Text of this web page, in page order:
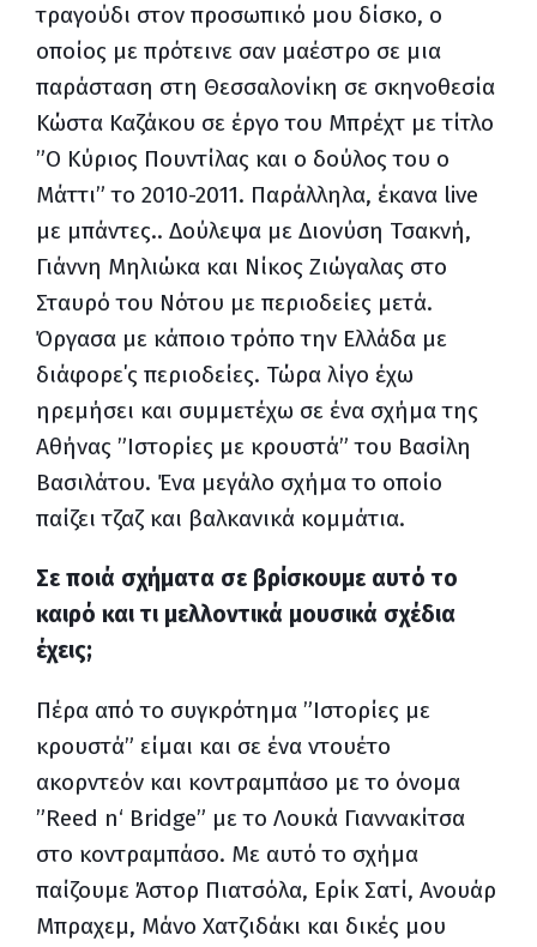
τραγούδι στον προσωπικό μου δίσκο, ο
οποίος με πρότεινε σαν μαέστρο σε μια
παράσταση στη Θεσσαλονίκη σε σκηνοθεσία
Κώστα Καζάκου σε έργο του Μπρέχτ με τίτλο
”Ο Κύριος Πουντίλας και ο δούλος του ο
Μάττι” το 2010-2011. Παράλληλα, έκανα live
με μπάντες.. Δούλεψα με Διονύση Τσακνή,
Γιάννη Μηλιώκα και Νίκος Ζιώγαλας στο
Σταυρό του Νότου με περιοδείες μετά.
Όργασα με κάποιο τρόπο την Ελλάδα με
διάφορε΄ς περιοδείες. Τώρα λίγο έχω
ηρεμήσει και συμμετέχω σε ένα σχήμα της
Αθήνας ”Ιστορίες με κρουστά” του Βασίλη
Βασιλάτου. Ένα μεγάλο σχήμα το οποίο
παίζει τζαζ και βαλκανικά κομμάτια.
Σε ποιά σχήματα σε βρίσκουμε αυτό το
καιρό και τι μελλοντικά μουσικά σχέδια
έχεις;
Πέρα από το συγκρότημα ”Ιστορίες με
κρουστά” είμαι και σε ένα ντουέτο
ακορντεόν και κοντραμπάσο με το όνομα
”Reed n‘ Bridge” με το Λουκά Γιαννακίτσα
στο κοντραμπάσο. Με αυτό το σχήμα
παίζουμε Άστορ Πιατσόλα, Ερίκ Σατί, Ανουάρ
Μπραχεμ, Μάνο Χατζιδάκι και δικές μου